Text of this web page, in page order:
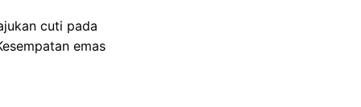
cuti pada
emas